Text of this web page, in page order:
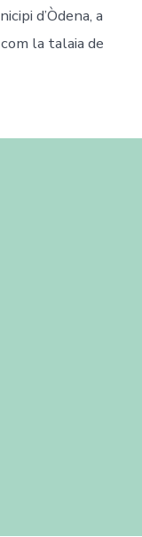
d’Òdena, a
la talaia de